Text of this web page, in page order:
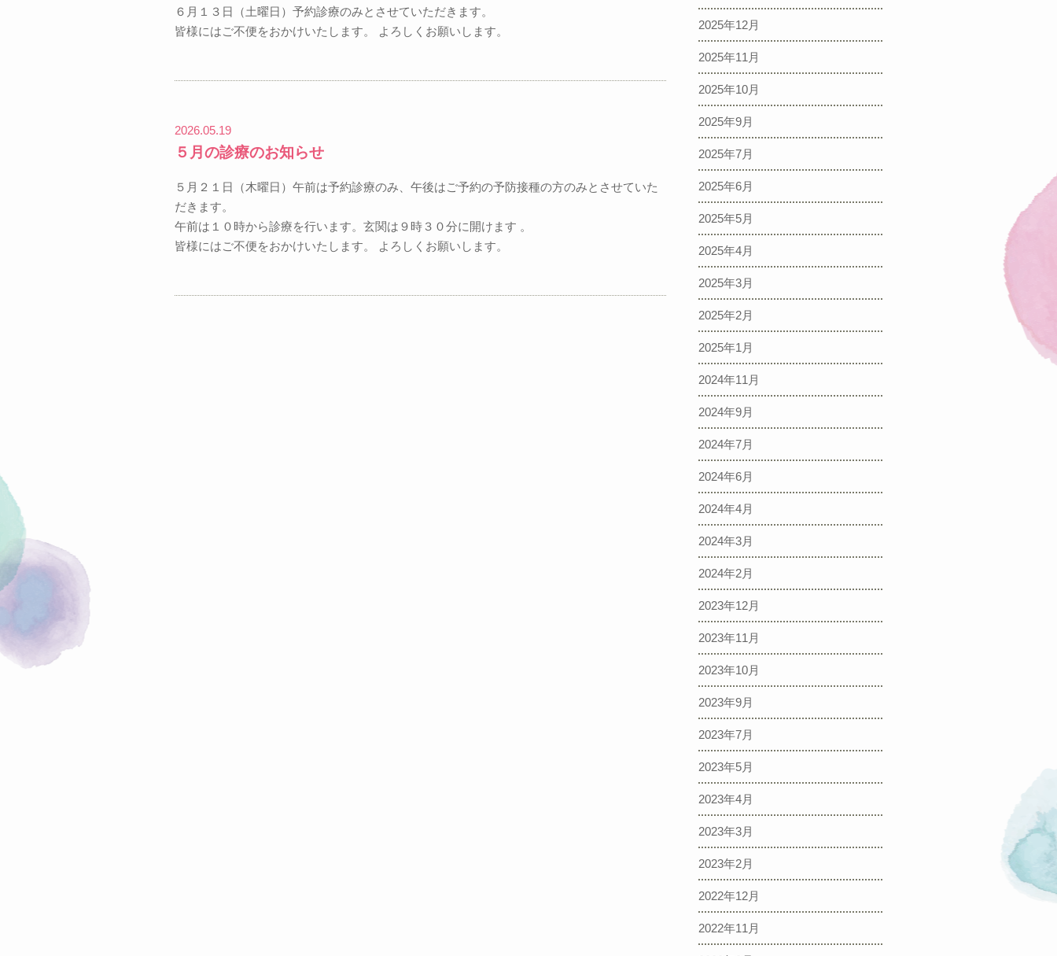
６月１３日（土曜日）予約診療のみとさせていただきます。
皆様にはご不便をおかけいたします。 よろしくお願いします。
2026.05.19
５月の診療のお知らせ
５月２１日（木曜日）午前は予約診療のみ、午後はご予約の予防接種の方のみとさせていた
だきます。
午前は１０時から診療を行います。玄関は９時３０分に開けます 。
皆様にはご不便をおかけいたします。 よろしくお願いします。
2025年12月
2025年11月
2025年10月
2025年9月
2025年7月
2025年6月
2025年5月
2025年4月
2025年3月
2025年2月
2025年1月
2024年11月
2024年9月
2024年7月
2024年6月
2024年4月
2024年3月
2024年2月
2023年12月
2023年11月
2023年10月
2023年9月
2023年7月
2023年5月
2023年4月
2023年3月
2023年2月
2022年12月
2022年11月